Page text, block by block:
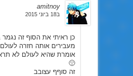
amitnoy
ב18 ביוני 2015
כן ראיתי את הסוף זה
מעבירים אותה חזרה
אומרת שהיא לעולם לא
🙁
זה סוףף עצובב